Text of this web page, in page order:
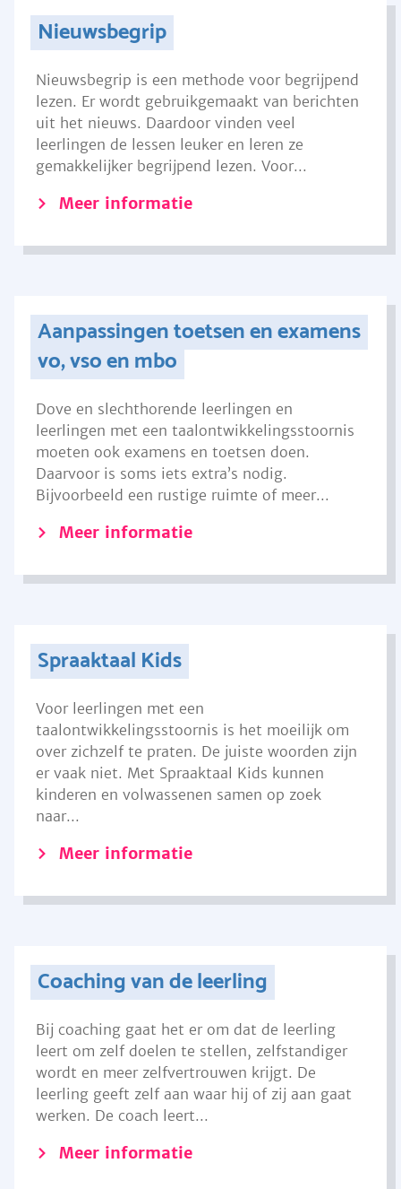
Nieuwsbegrip
Nieuwsbegrip is een methode voor begrijpend
lezen. Er wordt gebruikgemaakt van berichten
uit het nieuws. Daardoor vinden veel
leerlingen de lessen leuker en leren ze
gemakkelijker begrijpend lezen. Voor...
Meer informatie
Aanpassingen toetsen en examens
vo, vso en mbo
Dove en slechthorende leerlingen en
leerlingen met een taalontwikkelingsstoornis
moeten ook examens en toetsen doen.
Daarvoor is soms iets extra’s nodig.
Bijvoorbeeld een rustige ruimte of meer...
Meer informatie
Spraaktaal Kids
Voor leerlingen met een
taalontwikkelingsstoornis is het moeilijk om
over zichzelf te praten. De juiste woorden zijn
er vaak niet. Met Spraaktaal Kids kunnen
kinderen en volwassenen samen op zoek
naar...
Meer informatie
Coaching van de leerling
Bij coaching gaat het er om dat de leerling
leert om zelf doelen te stellen, zelfstandiger
wordt en meer zelfvertrouwen krijgt. De
leerling geeft zelf aan waar hij of zij aan gaat
werken. De coach leert...
Meer informatie